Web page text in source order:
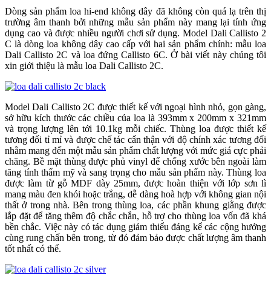
Dòng sản phẩm loa hi-end không dây đã không còn quá lạ trên thị
trường âm thanh bởi những mẫu sản phẩm này mang lại tính ứng
dụng cao và được nhiều người chơi sử dụng. Model Dali Callisto 2
C là dòng loa không dây cao cấp với hai sản phẩm chính: mẫu loa
Dali Callisto 2C và loa đứng Callisto 6C. Ở bài viết này chúng tôi
xin giới thiệu là mẫu loa Dali Callisto 2C.
Model Dali Callisto 2C được thiết kế với ngoại hình nhỏ, gọn gàng,
sở hữu kích thước các chiều của loa là 393mm x 200mm x 321mm
và trọng lượng lên tới 10.1kg mỗi chiếc. Thùng loa được thiết kế
tương đối tỉ mỉ và được chế tác cẩn thận với độ chính xác tương đối
nhằm mang đến một mẫu sản phẩm chất lượng với mức giá cực phải
chăng. Bề mặt thùng được phủ vinyl để chống xước bên ngoài làm
tăng tính thẩm mỹ và sang trọng cho mẫu sản phẩm này. Thùng loa
được làm từ gỗ MDF dày 25mm, được hoàn thiện với lớp sơn lì
mang màu đen khói hoặc trắng, dễ dàng hoà hợp với không gian nội
thất ở trong nhà. Bên trong thùng loa, các phần khung giằng được
lắp đặt để tăng thêm độ chắc chắn, hỗ trợ cho thùng loa vốn đã khá
bền chắc. Việc này có tác dụng giảm thiểu đáng kể các cộng hưởng
cùng rung chấn bên trong, từ đó đảm bảo được chất lượng âm thanh
tốt nhất có thể.